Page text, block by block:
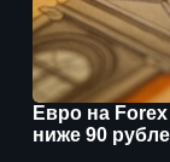
Евро на
ниже 90